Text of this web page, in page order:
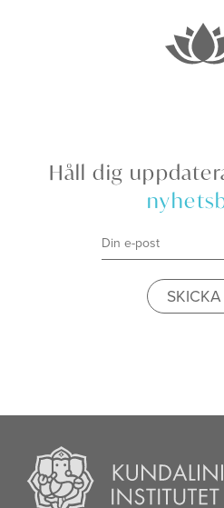
Håll dig
SKICKA